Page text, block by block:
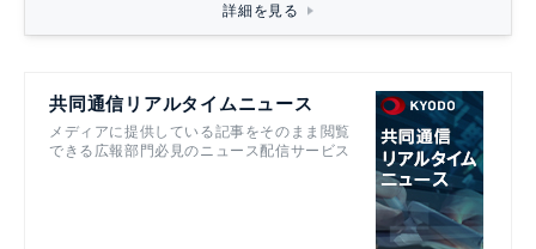
詳細を見る
共同通信リアルタイムニュース
メディアに提供している記事をそのまま閲覧
できる広報部門必見のニュース配信サービス